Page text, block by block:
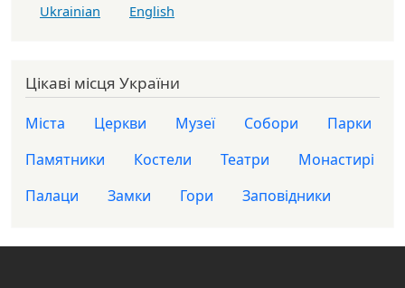
Ukrainian English
Цікаві місця України
Міста Церкви Музеї Собори
Парки
Памятники
Костели Театри
Монастирі
Палаци
Замки Гори Заповідники